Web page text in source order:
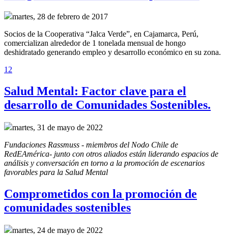
martes, 28 de febrero de 2017
Socios de la Cooperativa “Jalca Verde”, en Cajamarca, Perú,
comercializan alrededor de 1 tonelada mensual de hongo
deshidratado generando empleo y desarrollo económico en su zona.
1 2
Salud Mental: Factor clave para el
desarrollo de Comunidades Sostenibles.
martes, 31 de mayo de 2022
Fundaciones Rassmuss - miembros del Nodo Chile de
RedEAmérica- junto con otros aliados están liderando espacios de
análisis y conversación en torno a la promoción de escenarios
favorables para la Salud Mental
Comprometidos con la promoción de
comunidades sostenibles
martes, 24 de mayo de 2022